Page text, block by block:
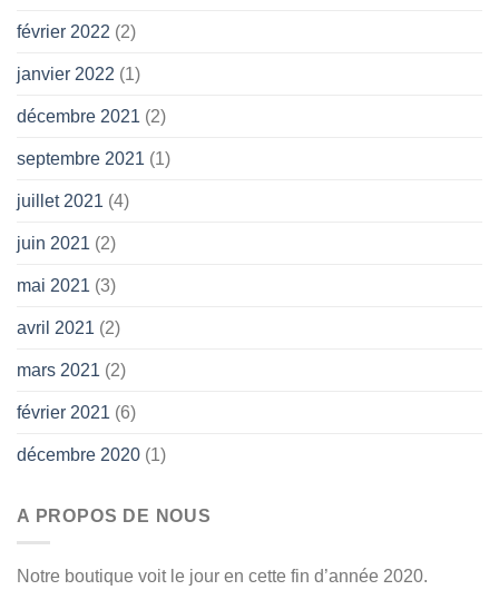
février 2022 (2)
janvier 2022 (1)
décembre 2021 (2)
septembre 2021 (1)
juillet 2021 (4)
juin 2021 (2)
mai 2021 (3)
avril 2021 (2)
mars 2021 (2)
février 2021 (6)
décembre 2020 (1)
A PROPOS DE NOUS
Notre boutique voit le jour en cette fin d’année 2020.